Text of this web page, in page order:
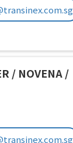
/ NOVENA /
Available